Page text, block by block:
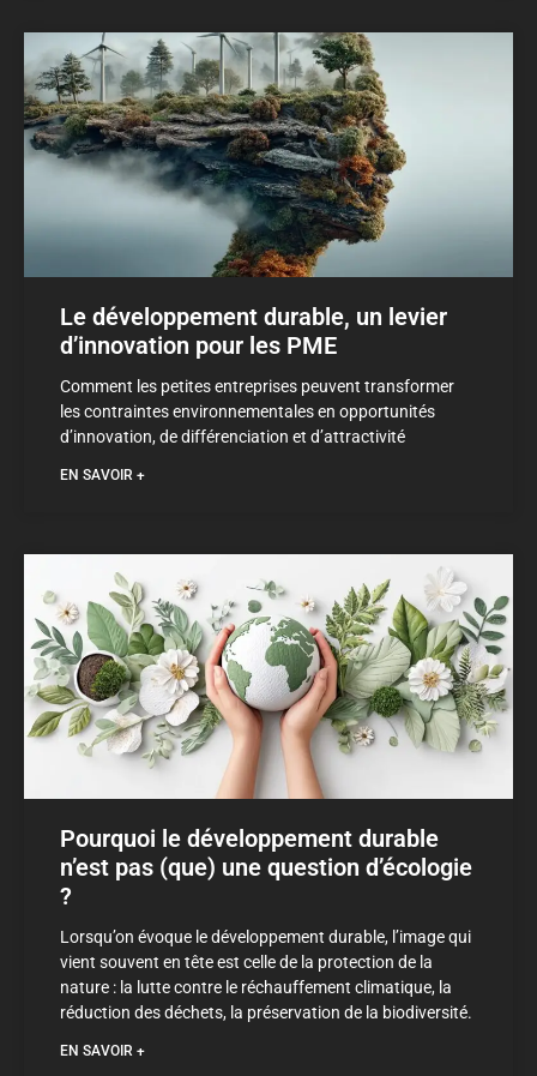
Le développement durable, un levier
d’innovation pour les PME
Comment les petites entreprises peuvent transformer
les contraintes environnementales en opportunités
d’innovation, de différenciation et d’attractivité
EN SAVOIR +
Pourquoi le développement durable
n’est pas (que) une question d’écologie
?
Lorsqu’on évoque le développement durable, l’image qui
vient souvent en tête est celle de la protection de la
nature : la lutte contre le réchauffement climatique, la
réduction des déchets, la préservation de la biodiversité.
EN SAVOIR +